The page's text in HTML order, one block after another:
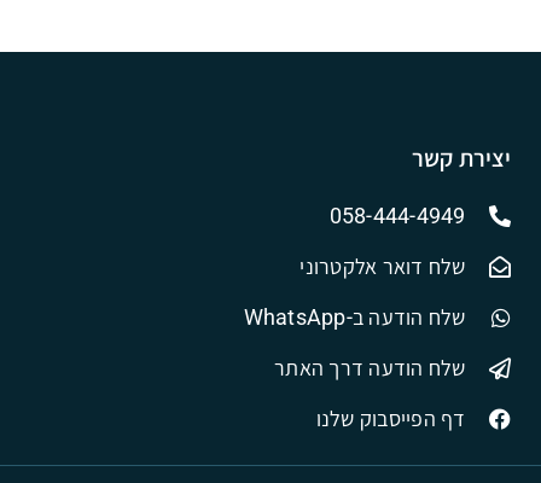
יצירת קשר
058-444-4949
שלח דואר אלקטרוני
שלח הודעה ב-WhatsApp
שלח הודעה דרך האתר
דף הפייסבוק שלנו